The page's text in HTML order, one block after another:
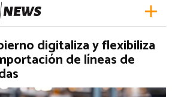
digitaliza y flexibiliza
de líneas de